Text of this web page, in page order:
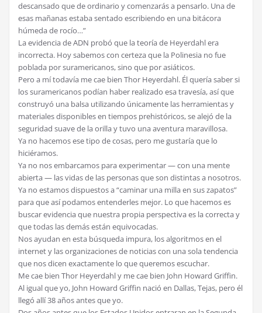
descansado que de ordinario y comenzarás a pensarlo. Una de
esas mañanas estaba sentado escribiendo en una bitácora
húmeda de rocío…”
La evidencia de ADN probó que la teoría de Heyerdahl era
incorrecta. Hoy sabemos con certeza que la Polinesia no fue
poblada por suramericanos, sino que por asiáticos.
Pero a mí todavía me cae bien Thor Heyerdahl. Él quería saber si
los suramericanos podían haber realizado esa travesía, así que
construyó una balsa utilizando únicamente las herramientas y
materiales disponibles en tiempos prehistóricos, se alejó de la
seguridad suave de la orilla y tuvo una aventura maravillosa.
Ya no hacemos ese tipo de cosas, pero me gustaría que lo
hiciéramos.
Ya no nos embarcamos para experimentar — con una mente
abierta — las vidas de las personas que son distintas a nosotros.
Ya no estamos dispuestos a “caminar una milla en sus zapatos”
para que así podamos entenderles mejor. Lo que hacemos es
buscar evidencia que nuestra propia perspectiva es la correcta y
que todas las demás están equivocadas.
Nos ayudan en esta búsqueda impura, los algoritmos en el
internet y las organizaciones de noticias con una sola tendencia
que nos dicen exactamente lo que queremos escuchar.
Me cae bien Thor Heyerdahl y me cae bien John Howard Griffin.
Al igual que yo, John Howard Griffin nació en Dallas, Tejas, pero él
llegó allí 38 años antes que yo.